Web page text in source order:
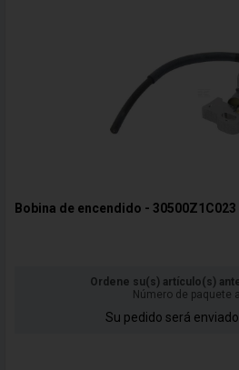
Bobina de encendido -
Ordene su(s) artículo(s)
Número de paquete
Su pedido será